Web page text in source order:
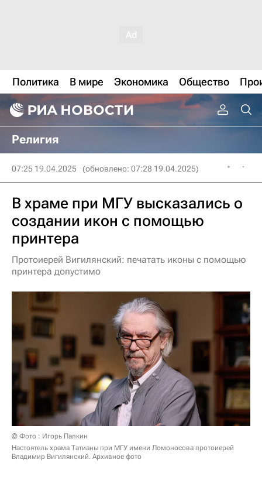
Политика В мире Экономика Общество
Религия
07:25 19.04.2025 (обновлено: 07:28 19.04.2025)
В храме при МГУ высказались о
создании икон с помощью
принтера
Протоиерей Вигилянский: печатать иконы с помощью
принтера допустимо
© Фото : Игорь Палкин
Настоятель храма Татианы при МГУ имени Ломоносова протоиерей
Владимир Вигилянский. Архивное фото